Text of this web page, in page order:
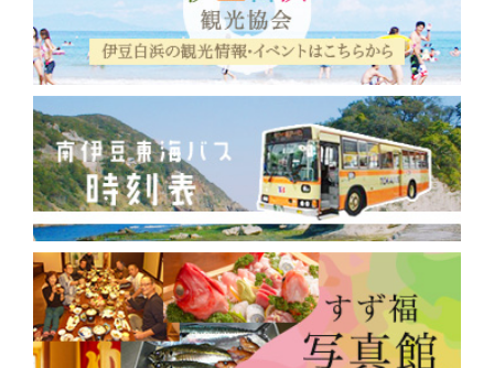
2018年9月(2)
2018年8月(5)
2018年3月
(1)
2017年12月(2)
2017年10月(3)
2017年9月(30)
2017年7月(13)